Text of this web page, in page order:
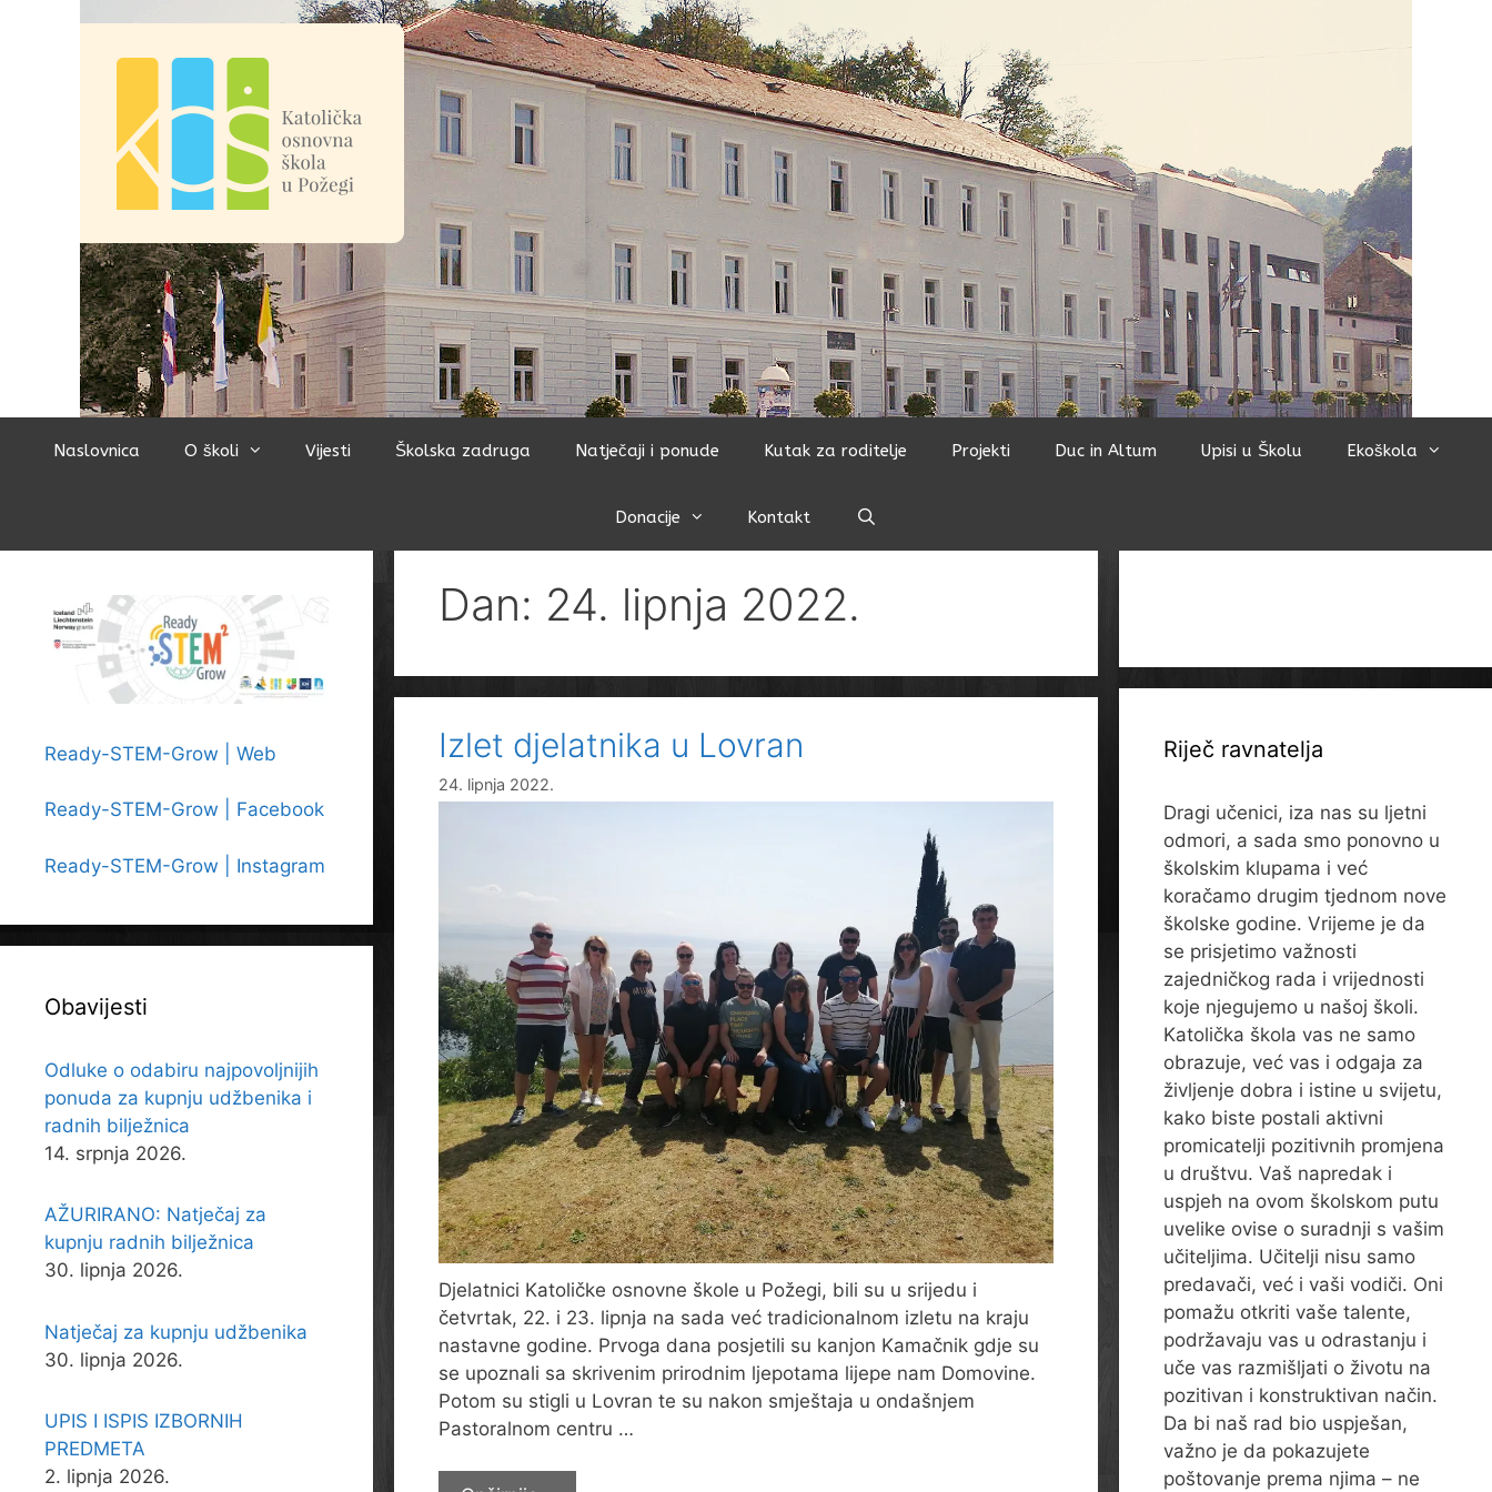
Naslovnica O školi Vijesti Školska zadruga Natječaji i ponude Kutak za roditelje Projekti Duc in Altum Upisi u Školu Ekoškola
Donacije Kontakt
Dan: 24. lipnja 2022.
Izlet djelatnika u Lovran
24. lipnja 2022.
Djelatnici Katoličke osnovne škole u Požegi, bili su u srijedu i
četvrtak, 22. i 23. lipnja na sada već tradicionalnom izletu na kraju
nastavne godine. Prvoga dana posjetili su kanjon Kamačnik gdje su
se upoznali sa skrivenim prirodnim ljepotama lijepe nam Domovine.
Potom su stigli u Lovran te su nakon smještaja u ondašnjem
Pastoralnom centru …
Ready-STEM-Grow | Web
Ready-STEM-Grow | Facebook
Ready-STEM-Grow | Instagram
Obavijesti
Odluke o odabiru najpovoljnijih
ponuda za kupnju udžbenika i
radnih bilježnica
14. srpnja 2026.
AŽURIRANO: Natječaj za
kupnju radnih bilježnica
30. lipnja 2026.
Natječaj za kupnju udžbenika
30. lipnja 2026.
UPIS I ISPIS IZBORNIH
PREDMETA
2. lipnja 2026.
Riječ ravnatelja
Dragi učenici, iza nas su ljetni
odmori, a sada smo ponovno u
školskim klupama i već
koračamo drugim tjednom nove
školske godine. Vrijeme je da
se prisjetimo važnosti
zajedničkog rada i vrijednosti
koje njegujemo u našoj školi.
Katolička škola vas ne samo
obrazuje, već vas i odgaja za
življenje dobra i istine u svijetu,
kako biste postali aktivni
promicatelji pozitivnih promjena
u društvu. Vaš napredak i
uspjeh na ovom školskom putu
uvelike ovise o suradnji s vašim
učiteljima. Učitelji nisu samo
predavači, već i vaši vodiči. Oni
pomažu otkriti vaše talente,
podržavaju vas u odrastanju i
uče vas razmišljati o životu na
pozitivan i konstruktivan način.
Da bi naš rad bio uspješan,
važno je da pokazujete
poštovanje prema njima – ne